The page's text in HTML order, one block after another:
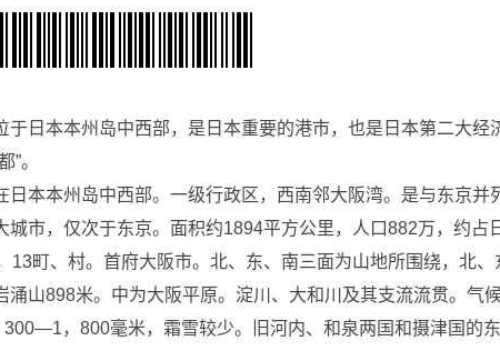
于日本本州岛中西部，是日本重要的港市，也是日本第二大经
”。
日本本州岛中西部。一级行政区，西南邻大阪湾。是与东京并
城市，仅次于东京。面积约1894平方公里，人口882万，约占
13町、村。首府大阪市。北、东、南三面为山地所围绕，北
涌山898米。中为大阪平原。淀川、大和川及其支流流贯。气
，800毫米，霜雪较少。旧河内、和泉两国和摄津国的